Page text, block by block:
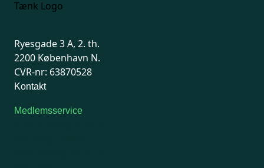
Ryesgade 3 A, 2. th.
2200 København N.
CVR-nr: 63870528
Kontakt
Medlemsservice